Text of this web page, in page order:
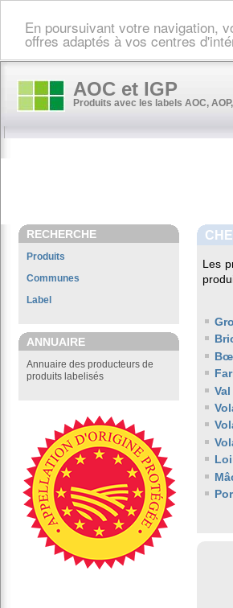
En poursuivant votre navigation,
offres adaptés à vos centres
AOC et IGP
Produits avec les labels AOC, AOP,
RECHERCHE
Produits
Communes
Label
ANNUAIRE
Annuaire des producteurs de
produits labelisés
Les